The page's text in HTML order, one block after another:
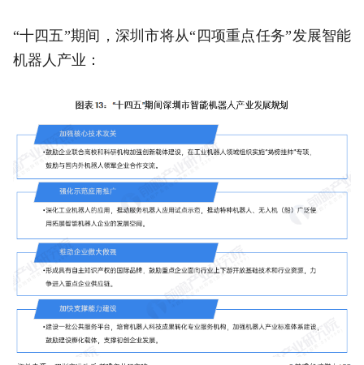
“十四五”期间，深圳市将从“四项重点任务”发展智能
机器人产业：